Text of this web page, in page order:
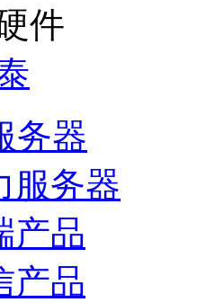
件
务器
服务器
产品
产品